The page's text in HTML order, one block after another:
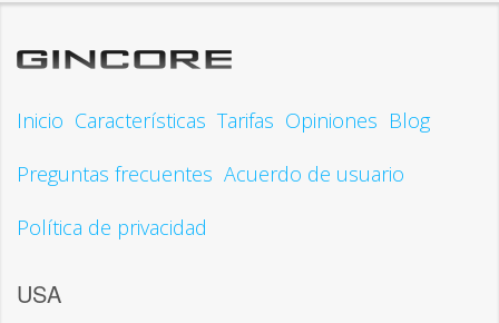
Inicio Características Tarifas Opiniones Blog
Preguntas frecuentes Acuerdo de usuario
Política de privacidad
USA